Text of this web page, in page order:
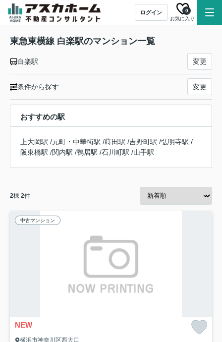
ログイン
お気に入り
0
東急東横線 白楽駅のマンション一覧
白楽駅 変更
条件から探す 変更
おすすめの駅
上大岡駅 /元町・中華街駅 /蒔田駅 /吉野町駅 /弘明寺駅 /
阪東橋駅 /関内駅 /鴨居駅 /石川町駅 /山手駅
2棟 2件
中古マンション
NEW
横浜市神奈川区西大口